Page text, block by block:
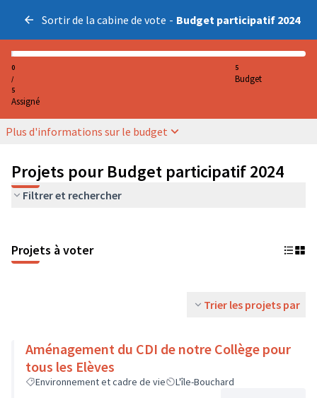
Sortir de la cabine de vote - Budget participatif 2024
0
/
5
Assigné
5
Budget
Plus d'informations sur le budget
Projets pour Budget participatif 2024
Filtrer et rechercher
Projets à voter
Trier les projets par
Aménagement du CDI de notre Collège pour
tous les Elèves
Environnement et cadre de vie L'île-Bouchard